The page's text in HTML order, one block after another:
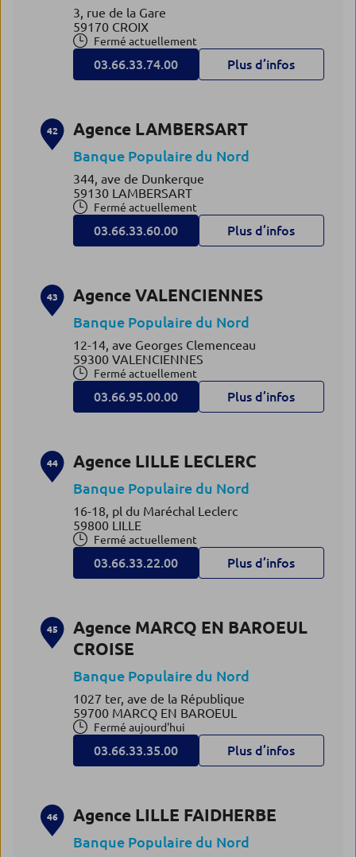
3, rue de la Gare
59170 CROIX
Fermé actuellement
03.66.33.74.00 Plus d’infos
42 Agence LAMBERSART
Banque Populaire du Nord
344, ave de Dunkerque
59130 LAMBERSART
Fermé actuellement
03.66.33.60.00 Plus d’infos
43 Agence VALENCIENNES
Banque Populaire du Nord
12-14, ave Georges Clemenceau
59300 VALENCIENNES
Fermé actuellement
03.66.95.00.00 Plus d’infos
44 Agence LILLE LECLERC
Banque Populaire du Nord
16-18, pl du Maréchal Leclerc
59800 LILLE
Fermé actuellement
03.66.33.22.00 Plus d’infos
45
Agence MARCQ EN BAROEUL
CROISE
Banque Populaire du Nord
1027 ter, ave de la République
59700 MARCQ EN BAROEUL
Fermé aujourd'hui
03.66.33.35.00 Plus d’infos
46 Agence LILLE FAIDHERBE
Banque Populaire du Nord